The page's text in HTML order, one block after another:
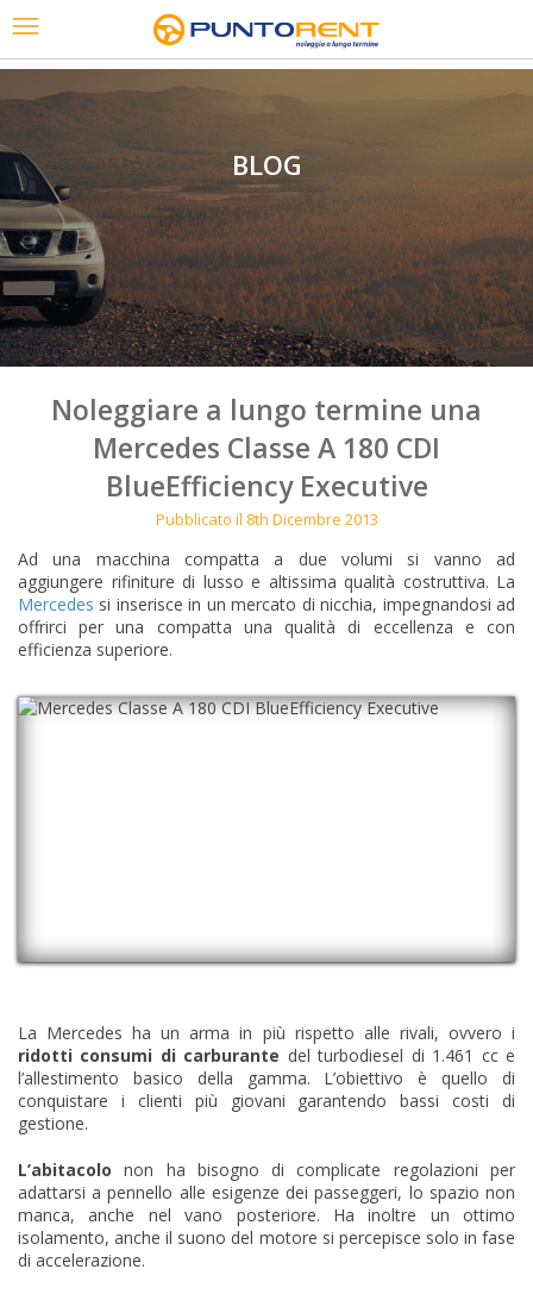
BLOG
Noleggiare a lungo termine una
Mercedes Classe A 180 CDI
BlueEfficiency Executive
Pubblicato il 8th Dicembre 2013
Ad una macchina compatta a due volumi si vanno ad
aggiungere rifiniture di lusso e altissima qualità costruttiva. La
Mercedes si inserisce in un mercato di nicchia, impegnandosi ad
offrirci per una compatta una qualità di eccellenza e con
efficienza superiore.
La Mercedes ha un arma in più rispetto alle rivali, ovvero i
ridotti consumi di carburante del turbodiesel di 1.461 cc e
l’allestimento basico della gamma. L’obiettivo è quello di
conquistare i clienti più giovani garantendo bassi costi di
gestione.
L’abitacolonon ha bisogno di complicate regolazioni per
adattarsi a pennello alle esigenze dei passeggeri, lo spazio non
manca, anche nel vano posteriore. Ha inoltre un ottimo
isolamento, anche il suono del motore si percepisce solo in fase
di accelerazione.